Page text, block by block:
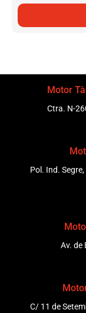
Motor
Ctra. N-
Pol. Ind.
Av. de
C/ 11 de